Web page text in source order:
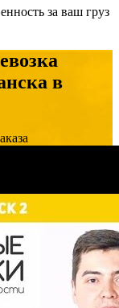
за ваш груз
в